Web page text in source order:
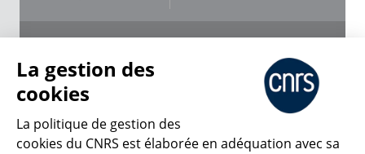
La gestion des
cookies
La politique de gestion des
cookies du CNRS est élaborée en adéquation avec sa